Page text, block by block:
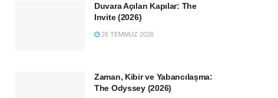
Duvara Açılan Kapılar: The
Invite (2026)
26 TEMMUZ 2026
Zaman, Kibir ve Yabancılaşma:
The Odyssey (2026)